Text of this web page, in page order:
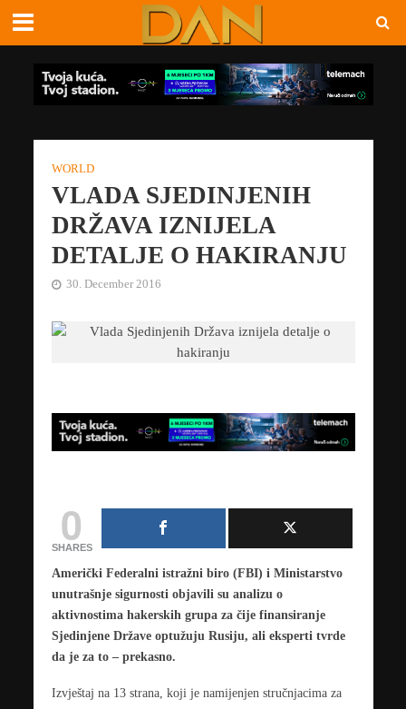
WORLD
VLADA SJEDINJENIH
DRŽAVA IZNIJELA
DETALJE O HAKIRANJU
30. December 2016
0
SHARES
Američki Federalni istražni biro (FBI) i Ministarstvo
unutrašnje sigurnosti objavili su analizu o
aktivnostima hakerskih grupa za čije finansiranje
Sjedinjene Države optužuju Rusiju, ali eksperti tvrde
da je za to – prekasno.
Izvještaj na 13 strana, koji je namijenjen stručnjacima za